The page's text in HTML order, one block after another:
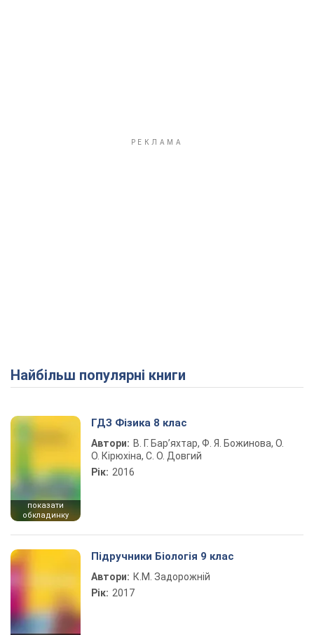
Найбільш популярні книги
показати
обкладинку
ГДЗ Фізика 8 клас
Автори: В. Г. Бар’яхтар, Ф. Я. Божинова, О.
О. Кірюхіна, С. О. Довгий
Рік: 2016
Підручники Біологія 9 клас
Автори: К.М. Задорожній
Рік: 2017